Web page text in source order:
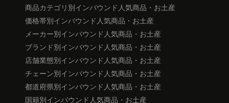
商品カテゴリ別インバウンド人気商品・お土産
価格帯別インバウンド人気商品・お土産
メーカー別インバウンド人気商品・お土産
ブランド別インバウンド人気商品・お土産
店舗業態別インバウンド人気商品・お土産
チェーン別インバウンド人気商品・お土産
都道府県別インバウンド人気商品・お土産
国籍別インバウンド人気商品・お土産